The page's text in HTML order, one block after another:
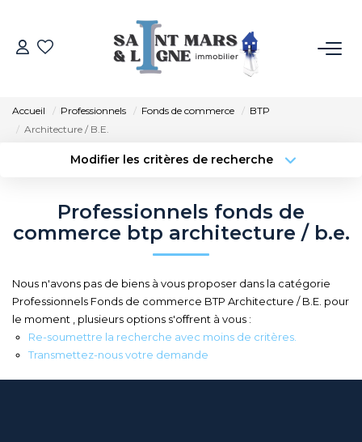
NOS MÉTIERS
NOS AGENCES
Qui Sommes-Nous
Notre Équipe
Accueil Professionnels Fonds de commerce
BTP
Architecture / B.E.
Modifier les critères de recherche
Sélectionnez...
Type de bien
Surface min
Créer une alerte
Professionnels fonds de
commerce btp architecture / b.e.
Nous n'avons pas de biens à vous proposer dans la catégorie
Professionnels Fonds de commerce BTP Architecture / B.E. pour
le moment , plusieurs options s'offrent à vous :
Re-soumettre la recherche avec moins de critères.
Transmettez-nous votre demande